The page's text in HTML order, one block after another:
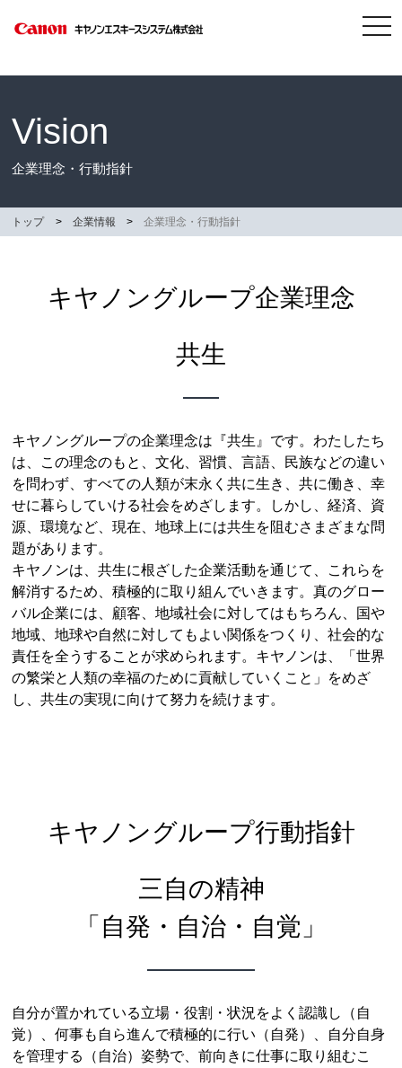
Vision
企業理念・行動指針
トップ 企業情報 企業理念・行動指針
キヤノングループ企業理念
共生
キヤノングループの企業理念は『共生』です。わたしたち
は、この理念のもと、文化、習慣、言語、民族などの違い
を問わず、すべての人類が末永く共に生き、共に働き、幸
せに暮らしていける社会をめざします。しかし、経済、資
源、環境など、現在、地球上には共生を阻むさまざまな問
題があります。
キヤノンは、共生に根ざした企業活動を通じて、これらを
解消するため、積極的に取り組んでいきます。真のグロー
バル企業には、顧客、地域社会に対してはもちろん、国や
地域、地球や自然に対してもよい関係をつくり、社会的な
責任を全うすることが求められます。キヤノンは、「世界
の繁栄と人類の幸福のために貢献していくこと」をめざ
し、共生の実現に向けて努力を続けます。
キヤノングループ行動指針
三自の精神
「自発・自治・自覚」
自分が置かれている立場・役割・状況をよく認識し（自
覚）、何事も自ら進んで積極的に行い（自発）、自分自身
を管理する（自治）姿勢で、前向きに仕事に取り組むこ